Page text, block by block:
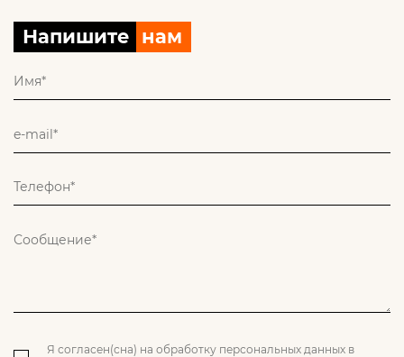
Напишите нам
Я согласен(сна) на обработку персональных данных в